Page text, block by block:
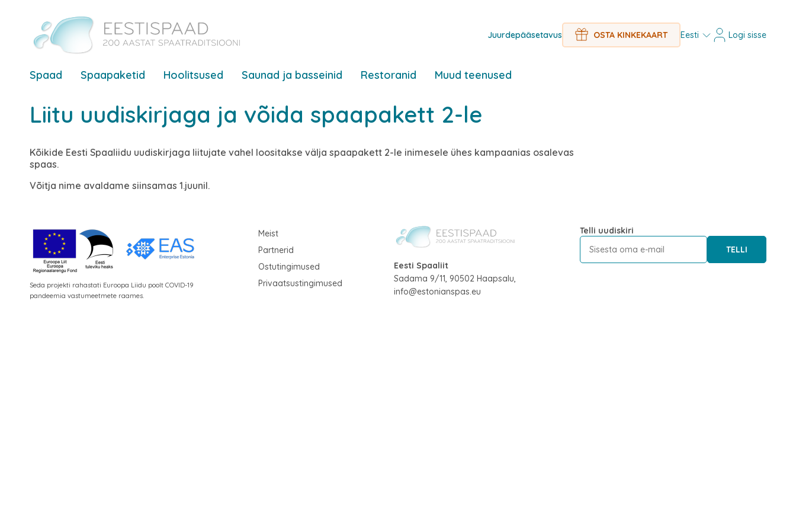
Juurdepääsetavus OSTA KINKEKAART Eesti Logi sisse
Spaad Spaapaketid Hoolitsused Saunad ja basseinid Restoranid Muud teenused
Liitu uudiskirjaga ja võida spaapakett 2-le
Kõikide Eesti Spaaliidu uudiskirjaga liitujate vahel loositakse välja spaapakett 2-le inimesele ühes kampaanias osalevas
spaas.
Võitja nime avaldame siinsamas 1.juunil.
Seda projekti rahastati Euroopa Liidu poolt COVID-19
pandeemia vastumeetmete raames.
Meist
Partnerid
Ostutingimused
Privaatsustingimused
Eesti Spaaliit
Sadama 9/11, 90502 Haapsalu,
info@estonianspas.eu
Telli uudiskiri
TELLI